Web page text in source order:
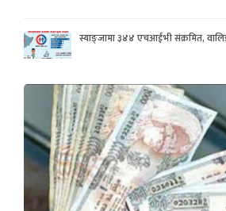
स्याङ्जामा ३४४ एचआईभी संक्रमित,